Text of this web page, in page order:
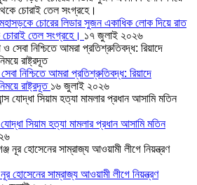
মহাসড়কে চোরের লিডার সুজন একাধিক লোক দিয়ে রাত
চোরাই তেল সংগ্রহে। ১৭ জুলাই ২০২৬
নিশ্চিতে আমরা প্রতিশ্রুতিবদ্ধ: রিয়াদে
রাষ্ট্রদূত ১৬ জুলাই ২০২৬
যোদ্ধা সিয়াম হত্যা মামলার প্রধান আসামি মতিন
নূর হোসেনের সাম্রাজ্য আওয়ামী লীগে নিয়ন্ত্রণ